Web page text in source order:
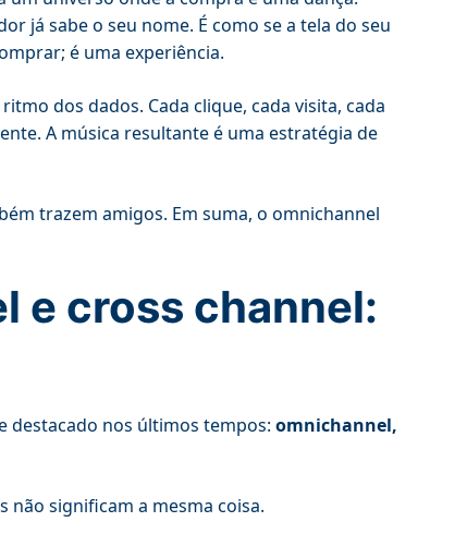
já sabe o seu nome. É como se a tela do seu
é uma experiência.
dos dados. Cada clique, cada visita, cada
A música resultante é uma estratégia de
trazem amigos. Em suma, o omnichannel
e cross channel:
destacado nos últimos tempos: omnichannel,
não significam a mesma coisa.